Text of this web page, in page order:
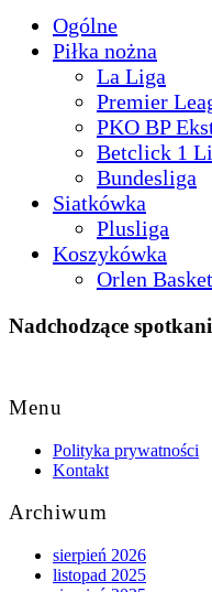
Ogólne
Piłka nożna
La Liga
Premier
PKO BP
Betclick 1
Bundesliga
Siatkówka
Plusliga
Koszykówka
Orlen
Nadchodzące
to
Top
Menu
Polityka prywatności
Kontakt
Archiwum
sierpień 2026
listopad 2025